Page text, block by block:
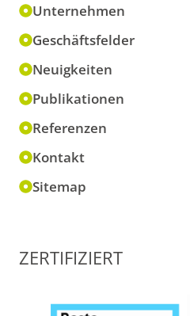
Unternehmen
Geschäftsfelder
Neuigkeiten
Publikationen
Referenzen
Kontakt
Sitemap
ZERTIFIZIERT